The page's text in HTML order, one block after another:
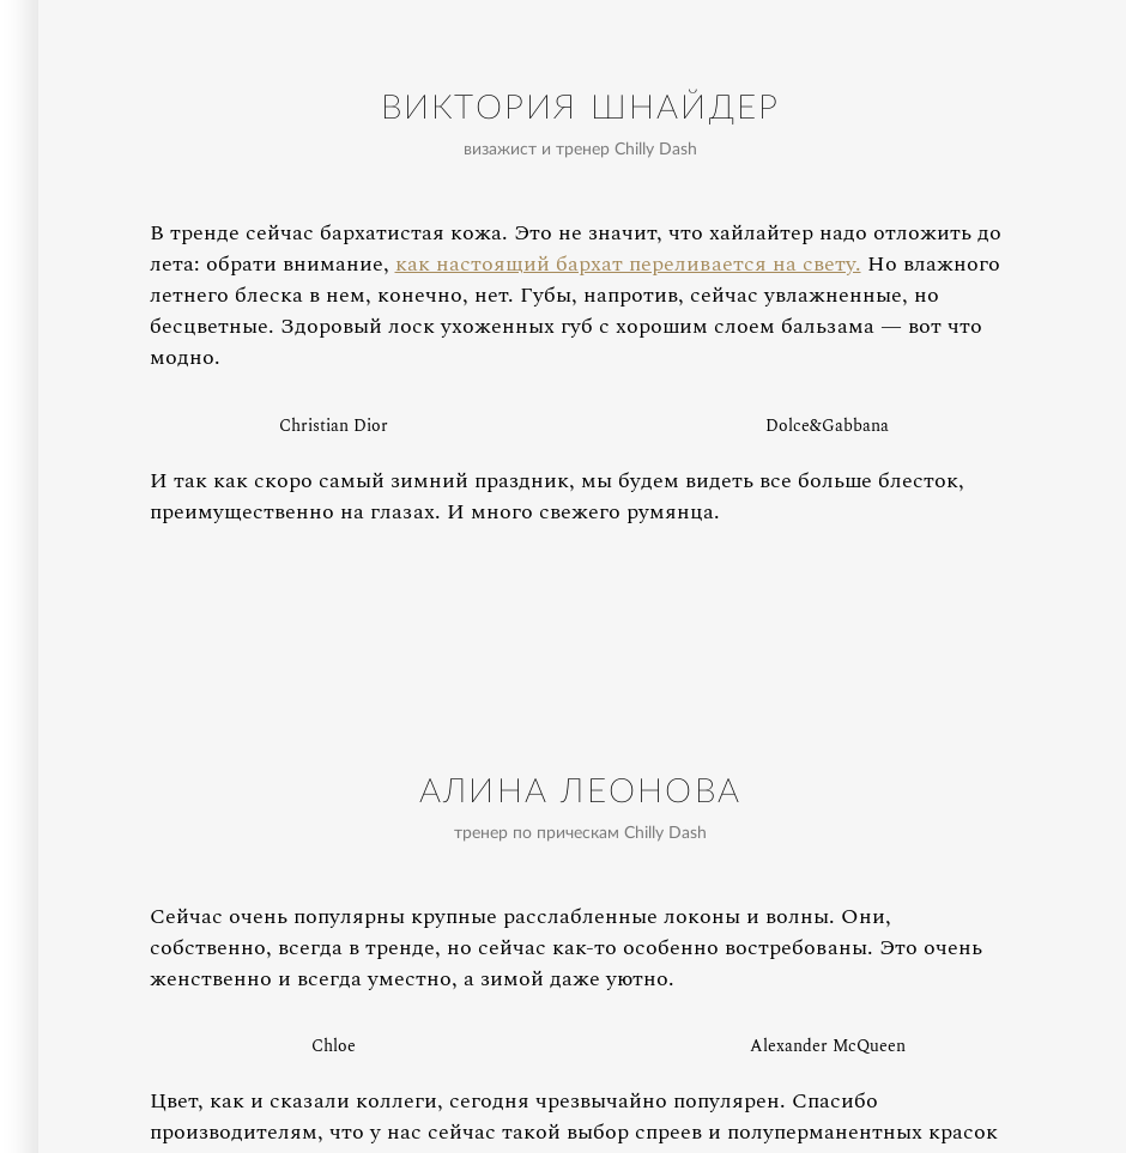
ВИКТОРИЯ ШНАЙДЕР
визажист и тренер Chilly Dash
В тренде сейчас бархатистая кожа. Это не значит, что хайлайтер надо отложить до
лета: обрати внимание,как настоящий бархат переливается на свету.Но влажного
летнего блеска в нем, конечно, нет. Губы, напротив, сейчас увлажненные, но
бесцветные. Здоровый лоск ухоженных губ с хорошим слоем бальзама — вот что
модно.
Christian Dior Dolce&Gabbana
И так как скоро самый зимний праздник, мы будем видеть все больше блесток,
преимущественно на глазах. И много свежего румянца.
АЛИНА ЛЕОНОВА
тренер по прическам Chilly Dash
Сейчас очень популярны крупные расслабленные локоны и волны. Они,
собственно, всегда в тренде, но сейчас как-то особенно востребованы. Это очень
женственно и всегда уместно, а зимой даже уютно.
Chloe Alexander McQueen
Цвет, как и сказали коллеги, сегодня чрезвычайно популярен. Спасибо
производителям, что у нас сейчас такой выбор спреев и полуперманентных красок